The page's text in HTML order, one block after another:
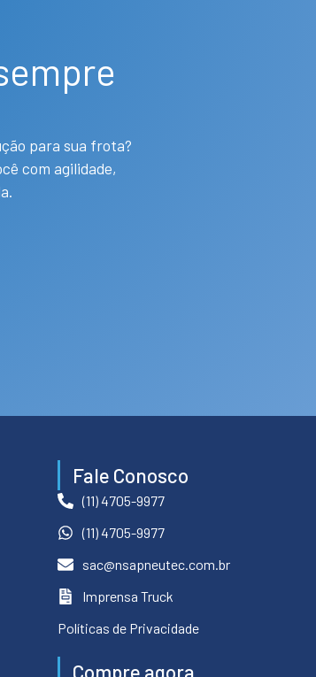
para sua frota?
com agilidade,
Fale Conosco
(11) 4705-9977
(11) 4705-9977
sac@nsapneutec.com.br
Imprensa Truck
Políticas de Privacidade
Compre agora